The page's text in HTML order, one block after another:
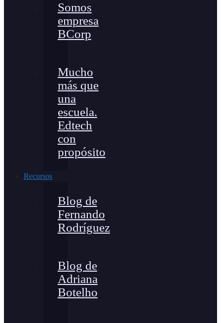
Somos
empresa
BCorp
Mucho
más que
una
escuela.
Edtech
con
propósito
Recursos
Blog de
Fernando
Rodríguez
Blog de
Adriana
Botelho